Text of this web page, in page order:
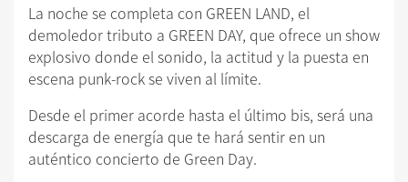
La noche se completa con GREEN LAND, el
demoledor tributo a GREEN DAY, que ofrece un show
explosivo donde el sonido, la actitud y la puesta en
escena punk-rock se viven al límite.
Desde el primer acorde hasta el último bis, será una
descarga de energía que te hará sentir en un
auténtico concierto de Green Day.